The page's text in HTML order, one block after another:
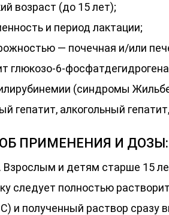
возраст (до 15 лет);
и период лактации;
— почечная и/или
глюкозо-6-
(синдромы
гепатит, алкогольный
ПРИМЕНЕНИЯ И ДОЗЫ:
Взрослым и детям старше 15
следует полностью
C) и полученный раствор